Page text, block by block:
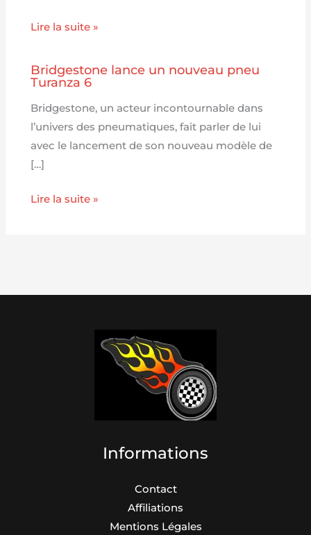
Lire la suite »
Bridgestone lance un nouveau pneu
Turanza 6
Bridgestone, un acteur incontournable dans
l’univers des pneumatiques, fait parler de lui
avec le lancement de son nouveau modèle de
[…]
Lire la suite »
Informations
Contact
Affiliations
Mentions Légales